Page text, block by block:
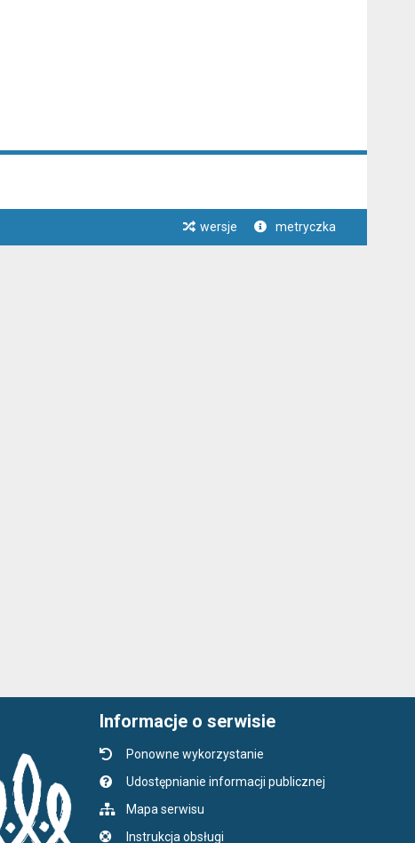
wersje metryczka
Informacje o serwisie
Ponowne wykorzystanie
Udostępnianie informacji publicznej
Mapa serwisu
Instrukcja obsługi